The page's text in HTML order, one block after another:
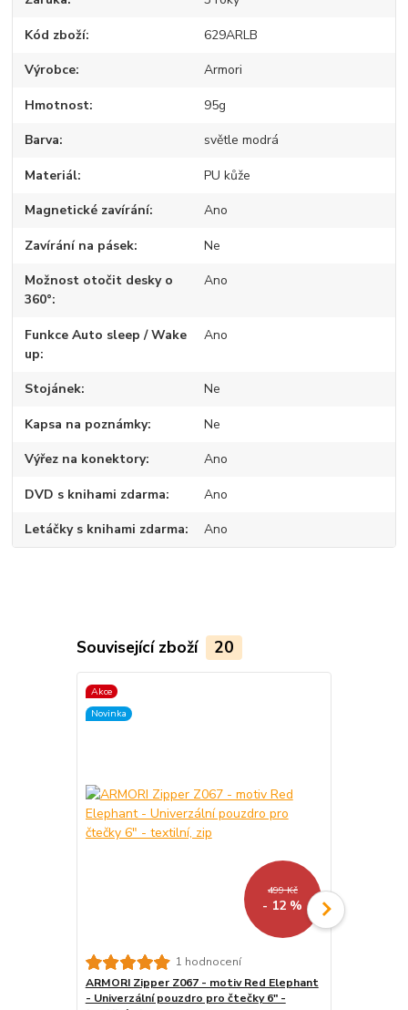
Kód zboží 629ARLB
Výrobce Armori
Hmotnost 95g
Barva světle modrá
Materiál PU kůže
Magnetické zavírání Ano
Zavírání na pásek Ne
Možnost otočit desky o
360°
Ano
Funkce Auto sleep / Wake
up
Ano
Stojánek Ne
Kapsa na poznámky Ne
Výřez na konektory Ano
DVD s knihami zdarma Ano
Letáčky s knihami zdarma Ano
Související zboží 20
Akce
Novinka
499 Kč
- 12 %
1 hodnocení
ARMORI Zipper Z067 - motiv Red Elephant
- Univerzální pouzdro pro čtečky 6" -